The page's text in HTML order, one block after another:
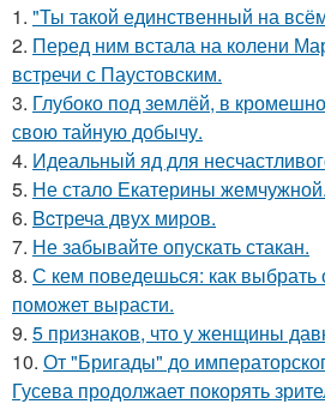
1. "Ты такой единственный на
2. Перед ним встала на колени
встречи с Паустовским.
3. Глубоко под землёй, в
свою тайную добычу.
4. Идеальный яд для
5. Не стало Екатерины жемчужной.
6. Bcтреча двух миров.
7. Не забывайте опускать стакан.
8. С кем поведешься: как выбрать
поможет вырасти.
9. 5 признаков, что у женщины
10. От "Бригады" до
Гусева продолжает покорять